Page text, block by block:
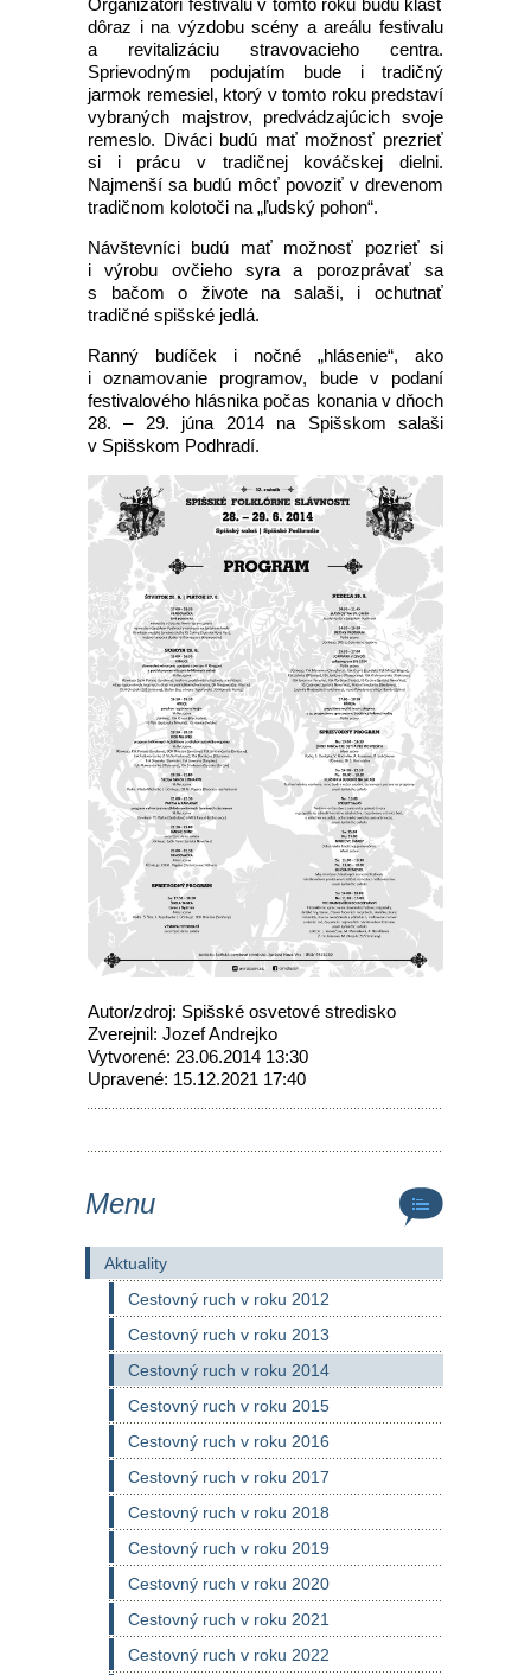
Organizátori festivalu v tomto roku budú klásť
dôraz i na výzdobu scény a areálu festivalu
a revitalizáciu stravovacieho centra.
Sprievodným podujatím bude i tradičný
jarmok remesiel, ktorý v tomto roku predstaví
vybraných majstrov, predvádzajúcich svoje
remeslo. Diváci budú mať možnosť prezrieť
si i prácu v tradičnej kováčskej dielni.
Najmenší sa budú môcť povoziť v drevenom
tradičnom kolotoči na „ľudský pohon“.
Návštevníci budú mať možnosť pozrieť si
i výrobu ovčieho syra a porozprávať sa
s bačom o živote na salaši, i ochutnať
tradičné spišské jedlá.
Ranný budíček i nočné „hlásenie“, ako
i oznamovanie programov, bude v podaní
festivalového hlásnika počas konania v dňoch
28. – 29. júna 2014 na Spišskom salaši
v Spišskom Podhradí.
Autor/zdroj: Spišské osvetové stredisko
Zverejnil: Jozef Andrejko
Vytvorené: 23.06.2014 13:30
Upravené: 15.12.2021 17:40
Menu
Aktuality
Cestovný ruch v roku 2012
Cestovný ruch v roku 2013
Cestovný ruch v roku 2014
Cestovný ruch v roku 2015
Cestovný ruch v roku 2016
Cestovný ruch v roku 2017
Cestovný ruch v roku 2018
Cestovný ruch v roku 2019
Cestovný ruch v roku 2020
Cestovný ruch v roku 2021
Cestovný ruch v roku 2022